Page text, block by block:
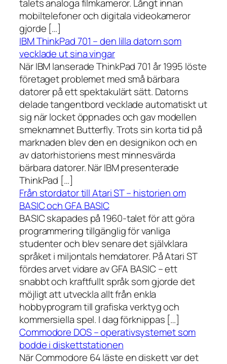
talets analoga filmkameror. Långt innan
mobiltelefoner och digitala videokameror
gjorde […]
IBM ThinkPad 701 – den lilla datorn som
vecklade ut sina vingar
När IBM lanserade ThinkPad 701 år 1995 löste
företaget problemet med små bärbara
datorer på ett spektakulärt sätt. Datorns
delade tangentbord vecklade automatiskt ut
sig när locket öppnades och gav modellen
smeknamnet Butterfly. Trots sin korta tid på
marknaden blev den en designikon och en
av datorhistoriens mest minnesvärda
bärbara datorer. När IBM presenterade
ThinkPad […]
Från stordator till Atari ST – historien om
BASIC och GFA BASIC
BASIC skapades på 1960-talet för att göra
programmering tillgänglig för vanliga
studenter och blev senare det självklara
språket i miljontals hemdatorer. På Atari ST
fördes arvet vidare av GFA BASIC – ett
snabbt och kraftfullt språk som gjorde det
möjligt att utveckla allt från enkla
hobbyprogram till grafiska verktyg och
kommersiella spel. I dag förknippas […]
Commodore DOS – operativsystemet som
bodde i diskettstationen
När Commodore 64 läste en diskett var det